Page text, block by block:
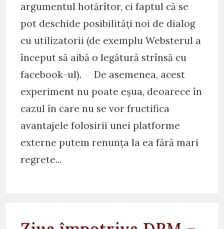
argumentul hotărîtor, ci faptul că se
pot deschide posibilități noi de dialog
cu utilizatorii (de exemplu Websterul a
început să aibă o legătură strînsă cu
facebook-ul). De asemenea, acest
experiment nu poate eșua, deoarece în
cazul în care nu se vor fructifica
avantajele folosirii unei platforme
externe putem renunța la ea fără mari
regrete...